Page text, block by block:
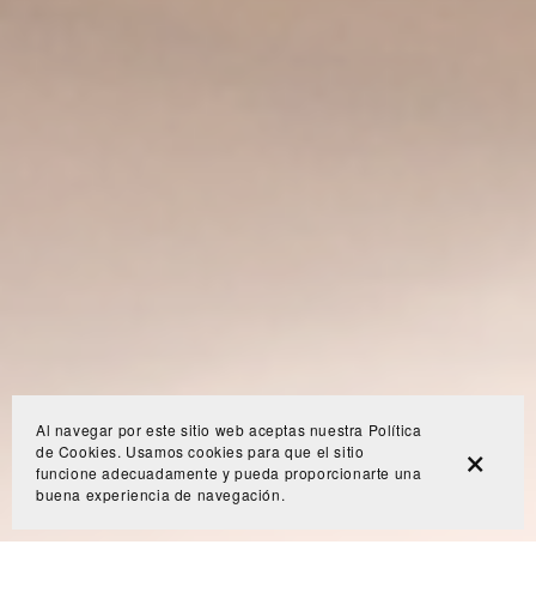
Al navegar por este sitio web aceptas nuestra Política
de Cookies. Usamos cookies para que el sitio
funcione adecuadamente y pueda proporcionarte una
buena experiencia de navegación.